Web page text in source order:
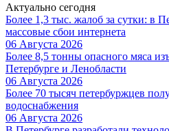
Актуально сегодня
Более 1,3 тыс. жалоб за сутки: в
массовые сбои интернета
06 Августа 2026
Более 8,5 тонны опасного мяса
Петербурге и Ленобласти
06 Августа 2026
Более 70 тысяч петербуржцев
водоснабжения
06 Августа 2026